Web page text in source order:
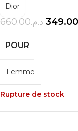
Dior
د.م.660.00 349.00
POUR
Femme
Rupture de stock